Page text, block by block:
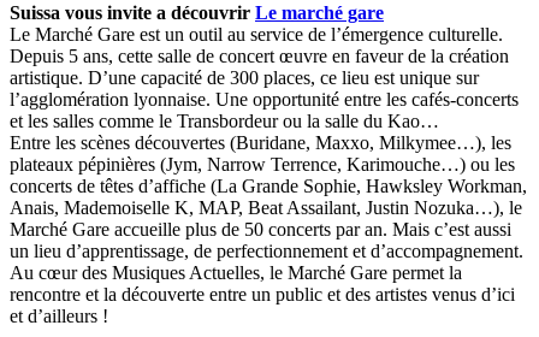
Suissa vous invite a découvrir Le marché gare
Le Marché Gare est un outil au service de l’émergence culturelle.
Depuis 5 ans, cette salle de concert œuvre en faveur de la création
artistique. D’une capacité de 300 places, ce lieu est unique sur
l’agglomération lyonnaise. Une opportunité entre les cafés-concerts
et les salles comme le Transbordeur ou la salle du Kao…
Entre les scènes découvertes (Buridane, Maxxo, Milkymee…), les
plateaux pépinières (Jym, Narrow Terrence, Karimouche…) ou les
concerts de têtes d’affiche (La Grande Sophie, Hawksley Workman,
Anais, Mademoiselle K, MAP, Beat Assailant, Justin Nozuka…), le
Marché Gare accueille plus de 50 concerts par an. Mais c’est aussi
un lieu d’apprentissage, de perfectionnement et d’accompagnement.
Au cœur des Musiques Actuelles, le Marché Gare permet la
rencontre et la découverte entre un public et des artistes venus d’ici
et d’ailleurs !